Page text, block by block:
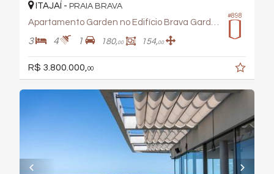
#898
ITAJAÍ - PRAIA BRAVA
3 4 1 180,00 154,00
R$ 3.800.000, 00